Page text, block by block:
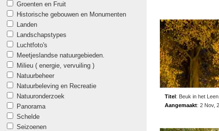
Groenten en Fruit
Historische gebouwen en Monumenten
Landen
Landschapstypes
Luchtfoto's
Meetjeslandse natuurgebieden.
Milieu ( energie, vervuiling )
Natuurbeheer
Natuurbeleving en Recreatie
Natuuronderzoek
Panorama
Schelde
Seizoenen
Titel: Beuk in het
Aangemaakt: 2 Nov,